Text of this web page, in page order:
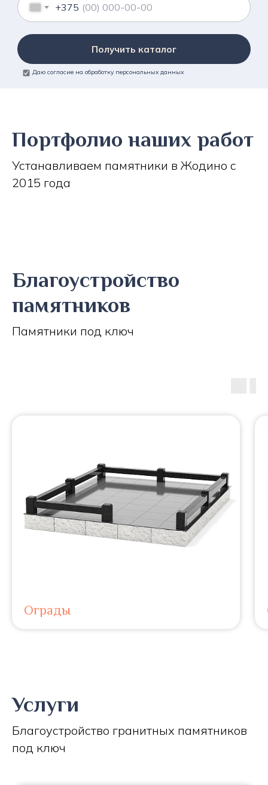
+375
Получить каталог
Даю согласие на обработку персональных данных
Портфолио наших работ
Устанавливаем памятники в Жодино с
2015 года
Благоустройство
памятников
Памятники под ключ
Ограды
Услуги
Благоустройство гранитных памятников
под ключ